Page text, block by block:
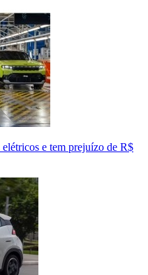
elétricos e tem prejuízo de R$